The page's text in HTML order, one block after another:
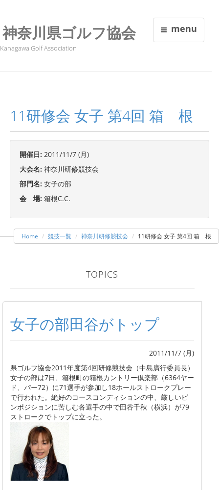
menu
神奈川県ゴルフ協会
Kanagawa Golf Association
11研修会 女子 第4回 箱 根
開催日: 2011/11/7 (月)
大会名: 神奈川研修競技会
部門名: 女子の部
会 場: 箱根C.C.
Home 競技一覧 神奈川研修競技会 11研修会 女子 第4回 箱 根
TOPICS
女子の部田谷がトップ
2011/11/7 (月)
県ゴルフ協会2011年度第4回研修競技会（中島廣行委員長）
女子の部は7日、箱根町の箱根カントリー倶楽部（6364ヤー
ド、パー72）に71選手が参加し18ホールストロークプレー
で行われた。絶好のコースコンディションの中、厳しいピ
ンポジションに苦しむ各選手の中で田谷千秋（横浜）が79
ストロークでトップに立った。